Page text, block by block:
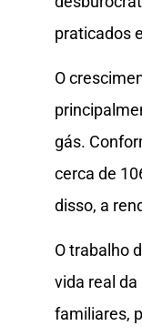
praticados
O
gás.
cerca de
disso, a
O trabalho
vida real
familiares,